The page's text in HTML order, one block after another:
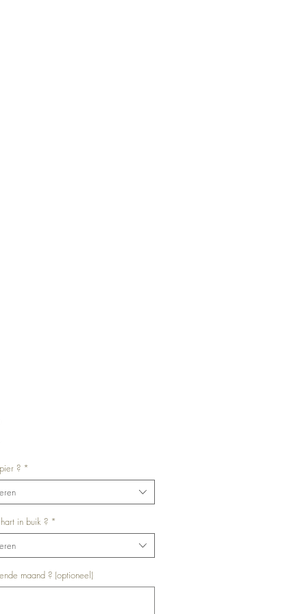
? *
in buik ? *
maand ? (optioneel)